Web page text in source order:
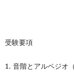
受験要項
1. 音階とアルペジオ